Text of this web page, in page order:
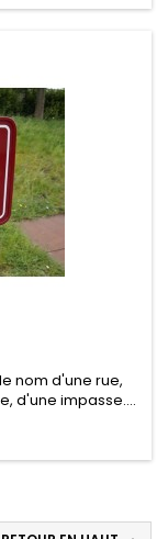
nom d'une rue,
d'une impasse....
dos selon la
du panneau